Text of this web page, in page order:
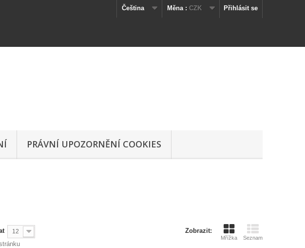
Přihlásit se
Měna : CZK
Čeština
PRÁVNÍ UPOZORNĚNÍ COOKIES
Zobrazit:
Mřížka Seznam
12